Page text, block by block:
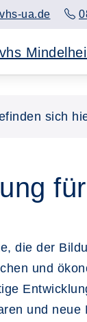
ua.de
sich
die der
und
und neue